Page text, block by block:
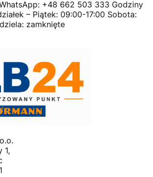
+48 662 503 333 Godziny
– Piątek: 09:00-17:00 Sobota:
zamknięte
1,